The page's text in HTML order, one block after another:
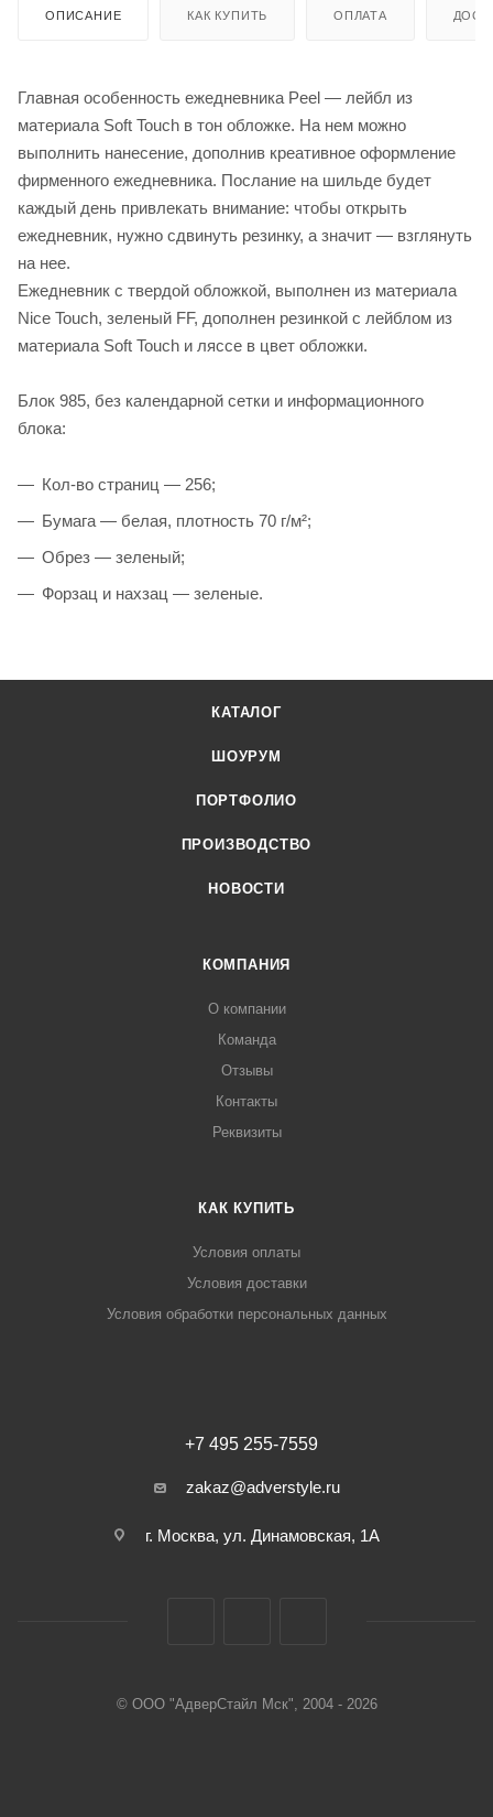
ОПИСАНИЕ КАК КУПИТЬ ОПЛАТА
Главная особенность ежедневника Peel — лейбл из
материала Soft Touch в тон обложке. На нем можно
выполнить нанесение, дополнив креативное оформление
фирменного ежедневника. Послание на шильде будет
каждый день привлекать внимание: чтобы открыть
ежедневник, нужно сдвинуть резинку, а значит — взглянуть
на нее.
Ежедневник с твердой обложкой, выполнен из материала
Nice Touch, зеленый FF, дополнен резинкой с лейблом из
материала Soft Touch и ляссе в цвет обложки.
Блок 985, без календарной сетки и информационного
блока:
Кол-во страниц — 256;
Бумага — белая, плотность 70 г/м²;
Обрез — зеленый;
Форзац и нахзац — зеленые.
КАТАЛОГ
ШОУРУМ
ПОРТФОЛИО
ПРОИЗВОДСТВО
НОВОСТИ
КОМПАНИЯ
О компании
Команда
Отзывы
Контакты
Реквизиты
КАК КУПИТЬ
Условия оплаты
Условия доставки
Условия обработки персональных данных
+7 495 255-7559
zakaz@adverstyle.ru
г. Москва, ул. Динамовская, 1А
© ООО "АдверСтайл Мск", 2004 - 2026